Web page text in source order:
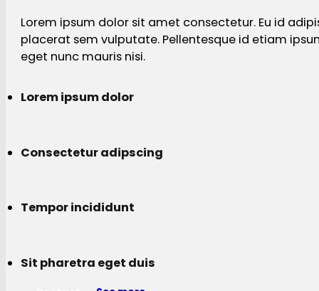
Lorem ipsum dolor sit amet consectetur. Eu id
placerat sem vulputate. Pellentesque id etiam
eget nunc mauris nisi.
Lorem ipsum dolor
Consectetur adipscing
Tempor incididunt
Sit pharetra eget duis